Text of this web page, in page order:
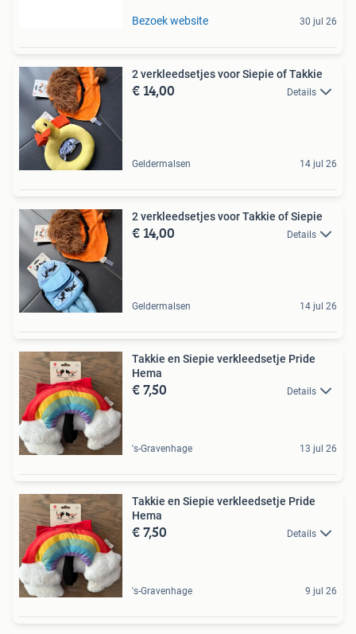
Bezoek website 30 jul 26
2 verkleedsetjes voor Siepie of Takkie
€ 14,00 Details
Geldermalsen 14 jul 26
2 verkleedsetjes voor Takkie of Siepie
€ 14,00 Details
Geldermalsen 14 jul 26
Takkie en Siepie verkleedsetje Pride
Hema
€ 7,50 Details
's-Gravenhage 13 jul 26
Takkie en Siepie verkleedsetje Pride
Hema
€ 7,50 Details
's-Gravenhage 9 jul 26